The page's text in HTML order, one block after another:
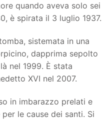
quando aveva solo sei
è spirata il 3 luglio 1937.
sistemata in una
dapprima sepolto
nel 1999. È stata
XVI nel 2007.
in imbarazzo prelati e
le cause dei santi. Si